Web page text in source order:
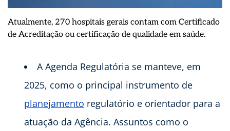
Atualmente, 270 hospitais gerais contam com Certificado
de Acreditação ou certificação de qualidade em saúde.
A Agenda Regulatória se manteve, em
2025, como o principal instrumento de
planejamento regulatório e orientador para a
atuação da Agência. Assuntos como o